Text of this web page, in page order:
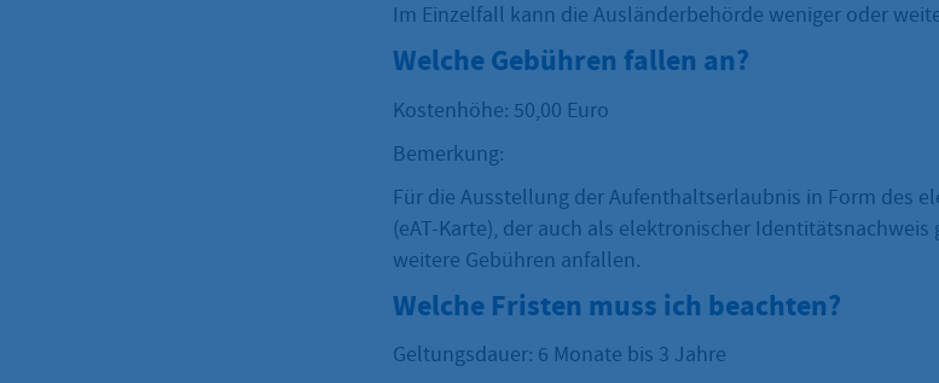
Im Einzelfall kann die Ausländerbehörde weniger oder
Welche Gebühren fallen an?
Kostenhöhe: 50,00 Euro
Bemerkung:
Für die Ausstellung der Aufenthaltserlaubnis in Form des
(eAT-Karte), der auch als elektronischer
weitere Gebühren anfallen.
Welche Fristen muss ich beachten?
Geltungsdauer: 6 Monate bis 3 Jahre